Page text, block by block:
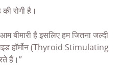
रोगी है।
बीमारी है इसलिए हम जितना जल्दी
हॉर्मोन (Thyroid Stimulating
हैं।”